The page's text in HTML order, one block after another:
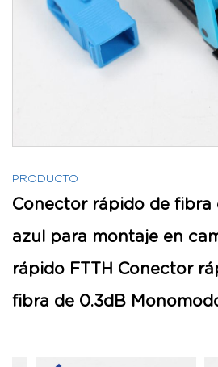
PRODUCTO
Conector rápido de fibra
azul para montaje en
rápido FTTH Conector
fibra de 0.3dB